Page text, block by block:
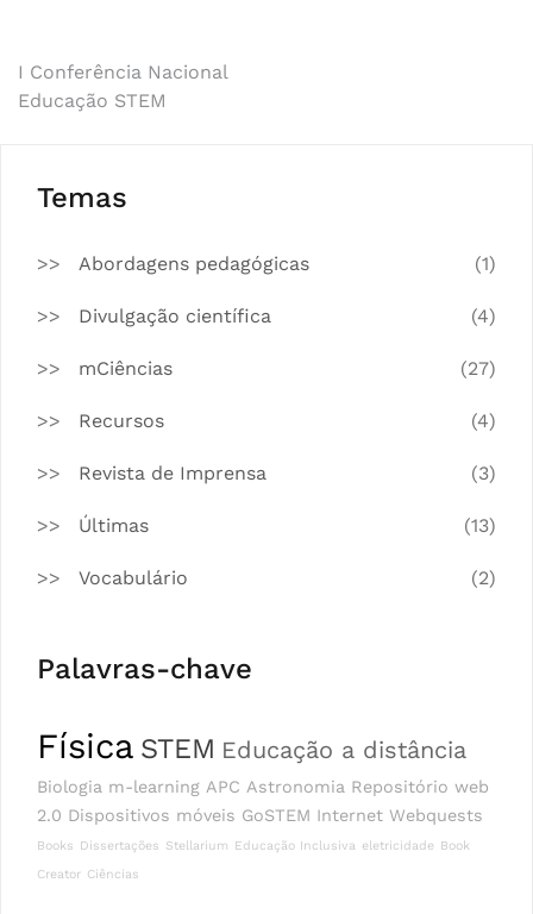
Navegação
I Conferência Nacional
Educação STEM
Temas
Abordagens pedagógicas (1)
Divulgação científica (4)
mCiências (27)
Recursos (4)
Revista de Imprensa (3)
Últimas (13)
Vocabulário (2)
Palavras-chave
Física STEM Educação a distância
Biologia m-learning APC Astronomia Repositório web
2.0 Dispositivos móveis GoSTEM Internet Webquests
Books Dissertações Stellarium Educação Inclusiva eletricidade Book
Creator Ciências